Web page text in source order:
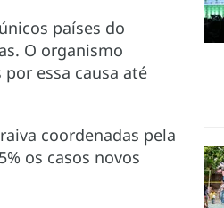
países do
O organismo
essa causa até
coordenadas pela
os casos novos